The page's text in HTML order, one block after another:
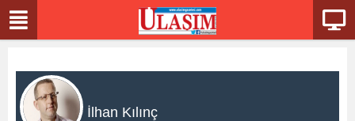
İlhan Kılınç